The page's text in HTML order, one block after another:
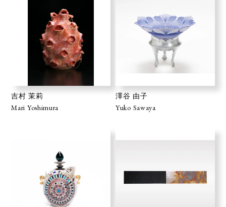
吉村 茉莉
Mari Yoshimura
澤谷 由子
Yuko Sawaya